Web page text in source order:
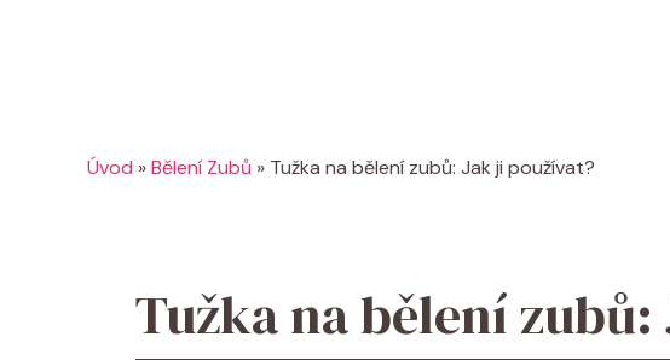
Úvod »Bělení Zubů » Tužka na bělení zubů: Jak ji používat?
Tužka na bělení